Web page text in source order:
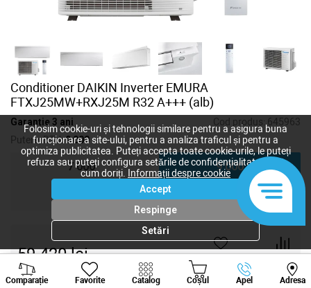
Conditioner DAIKIN Inverter EMURA
FTXJ25MW+RXJ25M R32 A+++ (alb)
Garanție 3 ani Cod produs: 645963
Putere, BTU:9 000
7 000 9 000
59 420lei
Comparație Favorite Catalog Coșul Apel Adresa
Viber Whatsapp
Folosim cookie-uri și tehnologii similare pentru a asigura buna
funcționare a site-ului, pentru a analiza traficul și pentru a
optimiza publicitatea. Puteți accepta toate cookie-urile, le puteți
refuza sau puteți configura setările de confidențialitate după
cum doriți.
Informații despre cookie
Accept
Respinge
Setări